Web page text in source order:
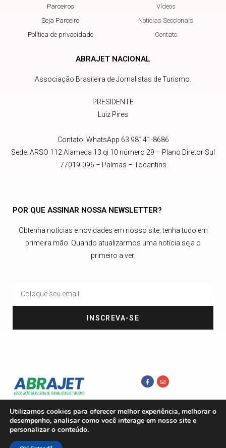
Parceiros
Seja Parceiro
Política de privacidade
Vídeos
Notícias Seccionais
Contato
ABRAJET NACIONAL
Associação Brasileira de Jornalistas de Turismo.
PRESIDENTE
Luiz Pires
Contato: WhatsApp 63 98141-8686
Sede: ARSO 112 Alameda 13 qi 10 número 29 – Plano Diretor Sul
77019-096 – Palmas – Tocantins
POR QUE ASSINAR NOSSA NEWSLETTER?
Obtenha notícias e novidades em nosso site, tenha tudo em
primeira mão. Quando atualizarmos uma notícia seja o
primeiro a ver.
INSCREVA-SE
Utilizamos cookies para oferecer melhor experiência, melhorar o
desempenho, analisar como você interage em nosso site e
personalizar o conteúdo.